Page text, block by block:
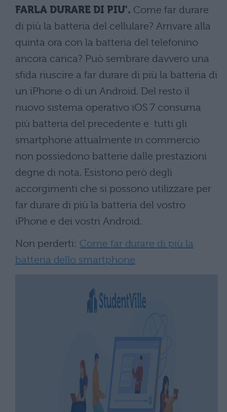
FARLA DURARE DI PIU'. Come far durare
di più la batteria del cellulare? Arrivare alla
quinta ora con la batteria del telefonino
ancora carica? Può sembrare davvero una
sfida riuscire a far durare di più la batteria di
un iPhone o di un Android. Del resto il
nuovo sistema operativo iOS 7 consuma
più batteria del precedente e tutti gli
smartphone attualmente in commercio
non possiedono batterie dalle prestazioni
degne di nota. Esistono però degli
accorgimenti che si possono utilizzare per
far durare di più la batteria del vostro
iPhone e dei vostri Android.
Non perderti: Come far durare di più la
batteria dello smartphone